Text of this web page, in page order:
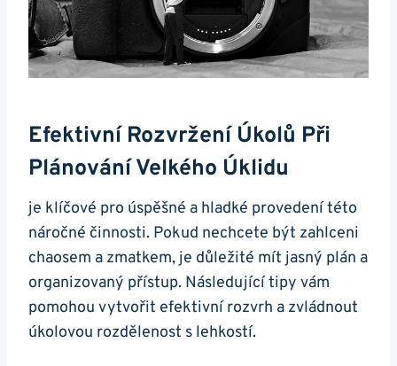
Efektivní Rozvržení Úkolů Při
Plánování Velkého Úklidu
je klíčové pro úspěšné a hladké provedení této
náročné činnosti. Pokud nechcete být zahlceni
chaosem a zmatkem, je důležité mít jasný plán a
organizovaný přístup. Následující tipy vám
pomohou vytvořit efektivní rozvrh a zvládnout
úkolovou rozdělenost s lehkostí.